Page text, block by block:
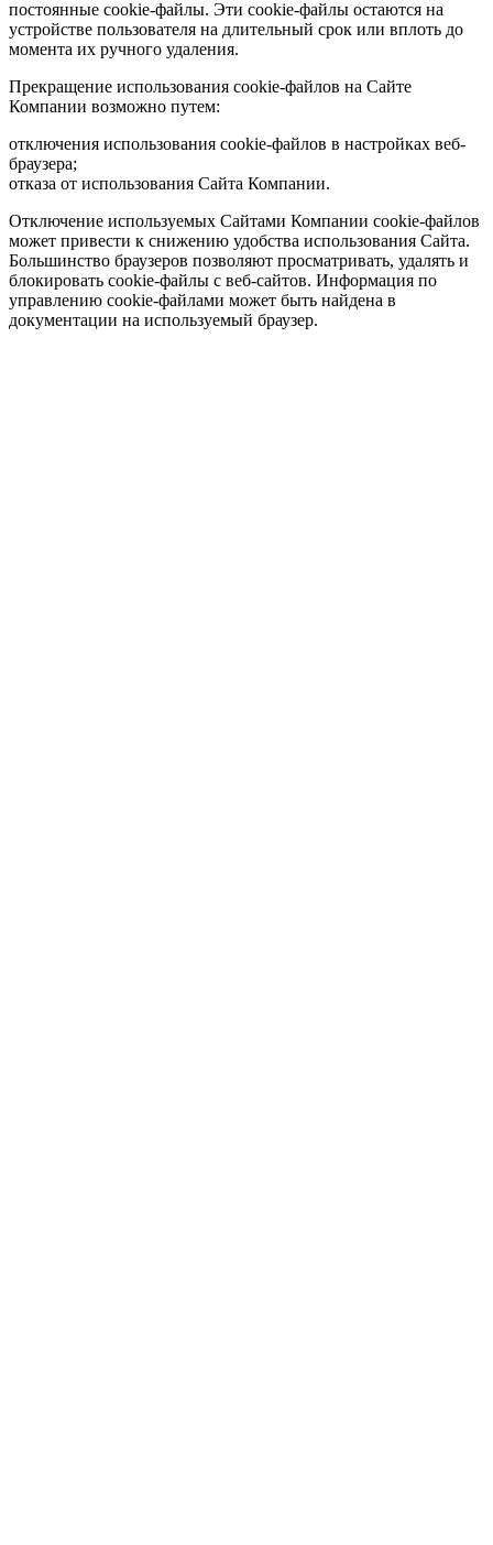
постоянные cookie-файлы. Эти cookie-файлы остаются на
устройстве пользователя на длительный срок или вплоть до
момента их ручного удаления.
Прекращение использования cookie-файлов на Сайте
Компании возможно путем:
отключения использования cookie-файлов в настройках веб-
браузера;
отказа от использования Сайта Компании.
Отключение используемых Сайтами Компании cookie-файлов
может привести к снижению удобства использования Сайта.
Большинство браузеров позволяют просматривать, удалять и
блокировать cookie-файлы c веб-сайтов. Информация по
управлению cookie-файлами может быть найдена в
документации на используемый браузер.